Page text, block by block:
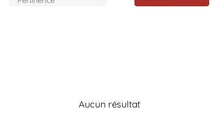
Fublaines (77470)
Aucun résultat